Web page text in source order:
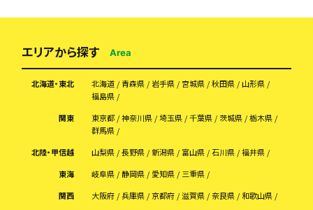
エリアから探す Area
北海道・東北 北海道 青森県 岩手県 宮城県 秋田県
山形県
福島県
関東
東京都 神奈川県 埼玉県 千葉県 茨城県
栃木県
群馬県
北陸・甲信越
山梨県 長野県 新潟県 富山県 石川県
福井県
東海
岐阜県 静岡県 愛知県
三重県
関西
大阪府 兵庫県 京都府 滋賀県 奈良県
和歌山県